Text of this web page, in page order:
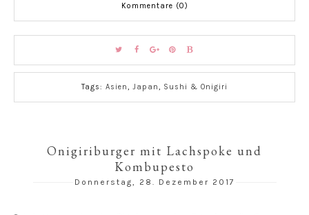
Kommentare (0)
Tags: Asien, Japan, Sushi & Onigiri
Onigiriburger mit Lachspoke und
Kombupesto
Donnerstag, 28. Dezember 2017